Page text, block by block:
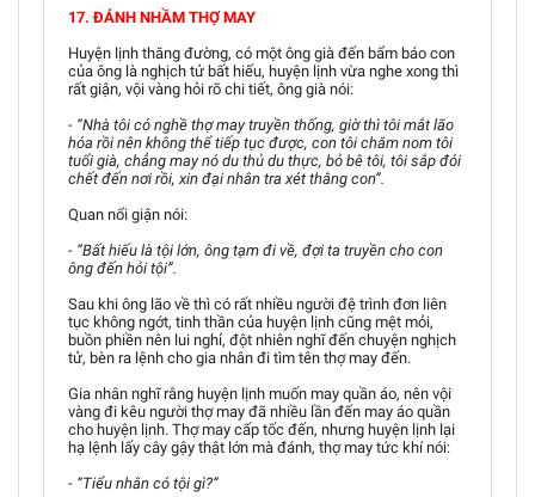
17. ĐÁNH NHẦM THỢ MAY
Huyện lịnh thăng đường, có một ông già đến bẩm báo con
của ông là nghịch tử bất hiếu, huyện lịnh vừa nghe xong thì
rất giận, vội vàng hỏi rõ chi tiết, ông già nói:
- “Nhà tôi có nghề thợ may truyền thống, giờ thì tôi mắt lão
hóa rồi nên không thể tiếp tục được, con tôi chăm nom tôi
tuổi già, chẳng may nó du thủ du thực, bỏ bê tôi, tôi sắp đói
chết đến nơi rồi, xin đại nhân tra xét thằng con”.
Quan nổi giận nói:
- “Bất hiếu là tội lớn, ông tạm đi về, đợi ta truyền cho con
ông đến hỏi tội”.
Sau khi ông lão về thì có rất nhiều người đệ trình đơn liên
tục không ngớt, tinh thần của huyện lịnh cũng mệt mỏi,
buồn phiền nên lui nghỉ, đột nhiên nghĩ đến chuyện nghịch
tử, bèn ra lệnh cho gia nhân đi tìm tên thợ may đến.
Gia nhân nghĩ rằng huyện lịnh muốn may quần áo, nên vội
vàng đi kêu người thợ may đã nhiều lần đến may áo quần
cho huyện lịnh. Thợ may cấp tốc đến, nhưng huyện lịnh lại
hạ lệnh lấy cây gậy thật lớn mà đánh, thợ may tức khí nói:
- “Tiểu nhân có tội gì?”